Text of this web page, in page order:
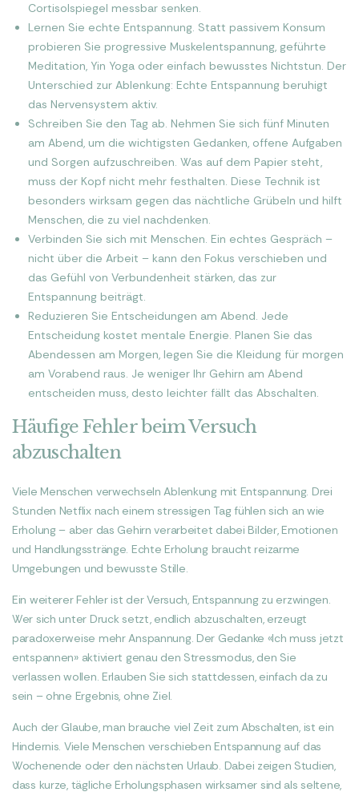
Cortisolspiegel messbar senken.
Lernen Sie echte Entspannung. Statt passivem Konsum
probieren Sie progressive Muskelentspannung, geführte
Meditation, Yin Yoga oder einfach bewusstes Nichtstun. Der
Unterschied zur Ablenkung: Echte Entspannung beruhigt
das Nervensystem aktiv.
Schreiben Sie den Tag ab. Nehmen Sie sich fünf Minuten
am Abend, um die wichtigsten Gedanken, offene Aufgaben
und Sorgen aufzuschreiben. Was auf dem Papier steht,
muss der Kopf nicht mehr festhalten. Diese Technik ist
besonders wirksam gegen das nächtliche Grübeln und hilft
Menschen, die zu viel nachdenken.
Verbinden Sie sich mit Menschen. Ein echtes Gespräch –
nicht über die Arbeit – kann den Fokus verschieben und
das Gefühl von Verbundenheit stärken, das zur
Entspannung beiträgt.
Reduzieren Sie Entscheidungen am Abend. Jede
Entscheidung kostet mentale Energie. Planen Sie das
Abendessen am Morgen, legen Sie die Kleidung für morgen
am Vorabend raus. Je weniger Ihr Gehirn am Abend
entscheiden muss, desto leichter fällt das Abschalten.
Häufige Fehler beim Versuch
abzuschalten
Viele Menschen verwechseln Ablenkung mit Entspannung. Drei
Stunden Netflix nach einem stressigen Tag fühlen sich an wie
Erholung – aber das Gehirn verarbeitet dabei Bilder, Emotionen
und Handlungsstränge. Echte Erholung braucht reizarme
Umgebungen und bewusste Stille.
Ein weiterer Fehler ist der Versuch, Entspannung zu erzwingen.
Wer sich unter Druck setzt, endlich abzuschalten, erzeugt
paradoxerweise mehr Anspannung. Der Gedanke «Ich muss jetzt
entspannen» aktiviert genau den Stressmodus, den Sie
verlassen wollen. Erlauben Sie sich stattdessen, einfach da zu
sein – ohne Ergebnis, ohne Ziel.
Auch der Glaube, man brauche viel Zeit zum Abschalten, ist ein
Hindernis. Viele Menschen verschieben Entspannung auf das
Wochenende oder den nächsten Urlaub. Dabei zeigen Studien,
dass kurze, tägliche Erholungsphasen wirksamer sind als seltene,